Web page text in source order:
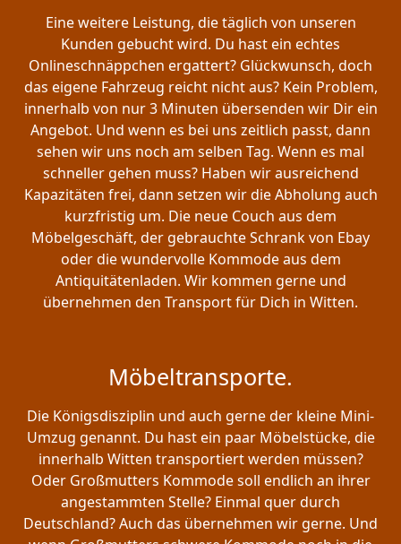
Eine weitere Leistung, die täglich von unseren
Kunden gebucht wird. Du hast ein echtes
Onlineschnäppchen ergattert? Glückwunsch, doch
das eigene Fahrzeug reicht nicht aus? Kein Problem,
innerhalb von nur 3 Minuten übersenden wir Dir ein
Angebot. Und wenn es bei uns zeitlich passt, dann
sehen wir uns noch am selben Tag. Wenn es mal
schneller gehen muss? Haben wir ausreichend
Kapazitäten frei, dann setzen wir die Abholung auch
kurzfristig um. Die neue Couch aus dem
Möbelgeschäft, der gebrauchte Schrank von Ebay
oder die wundervolle Kommode aus dem
Antiquitätenladen. Wir kommen gerne und
übernehmen den Transport für Dich in Witten.
Möbeltransporte.
Die Königsdisziplin und auch gerne der kleine Mini-
Umzug genannt. Du hast ein paar Möbelstücke, die
innerhalb Witten transportiert werden müssen?
Oder Großmutters Kommode soll endlich an ihrer
angestammten Stelle? Einmal quer durch
Deutschland? Auch das übernehmen wir gerne. Und